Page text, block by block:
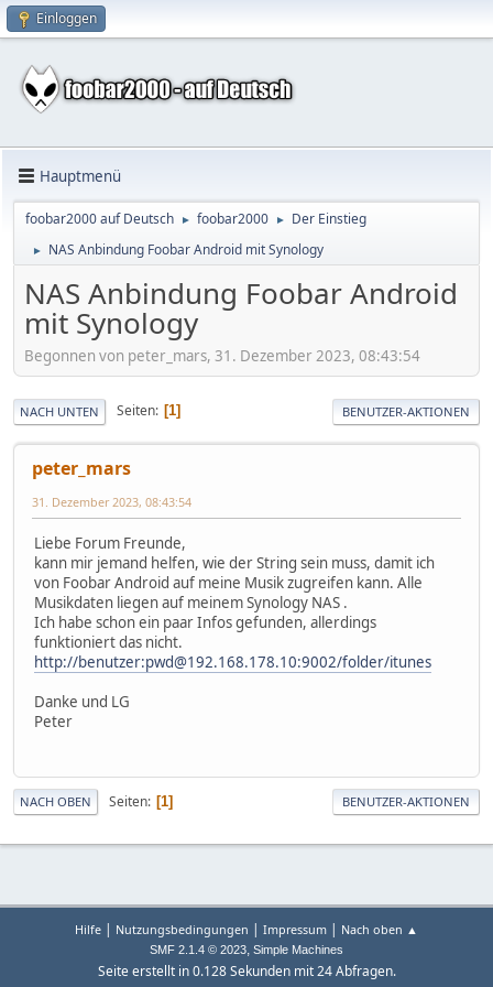
Einloggen
Hauptmenü
foobar2000 auf Deutsch ► foobar2000 ► Der Einstieg
► NAS Anbindung Foobar Android mit Synology
NAS Anbindung Foobar Android
mit Synology
Begonnen von peter_mars, 31. Dezember 2023, 08:43:54
NACH UNTEN Seiten 1 BENUTZER-AKTIONEN
peter_mars
31. Dezember 2023, 08:43:54
Liebe Forum Freunde,
kann mir jemand helfen, wie der String sein muss, damit ich
von Foobar Android auf meine Musik zugreifen kann. Alle
Musikdaten liegen auf meinem Synology NAS .
Ich habe schon ein paar Infos gefunden, allerdings
funktioniert das nicht.
http://benutzer:pwd@192.168.178.10:9002/folder/itunes
Danke und LG
Peter
NACH OBEN Seiten 1 BENUTZER-AKTIONEN
Hilfe | Nutzungsbedingungen | Impressum | Nach oben ▲
SMF 2.1.4 © 2023, Simple Machines
Seite erstellt in 0.128 Sekunden mit 24 Abfragen.